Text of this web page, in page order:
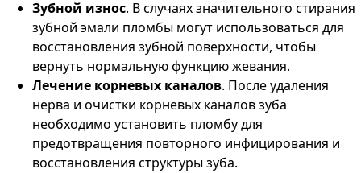
Зубной износ. В случаях значительного стирания
зубной эмали пломбы могут использоваться для
восстановления зубной поверхности, чтобы
вернуть нормальную функцию жевания​.
Лечение корневых каналов. После удаления
нерва и очистки корневых каналов зуба
необходимо установить пломбу для
предотвращения повторного инфицирования и
восстановления структуры зуба​.